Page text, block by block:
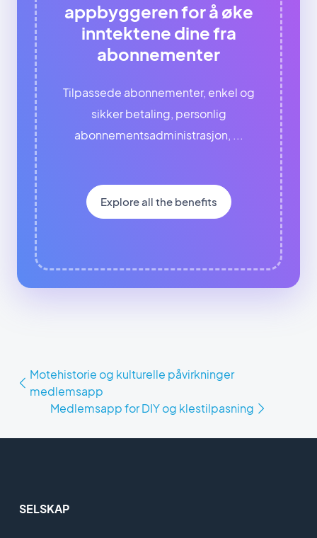
appbyggeren for å øke
inntektene dine fra
abonnementer
Tilpassede abonnementer, enkel og
sikker betaling, personlig
abonnementsadministrasjon, ...
Explore all the benefits
Motehistorie og kulturelle påvirkninger
medlemsapp
Medlemsapp for DIY og klestilpasning
SELSKAP